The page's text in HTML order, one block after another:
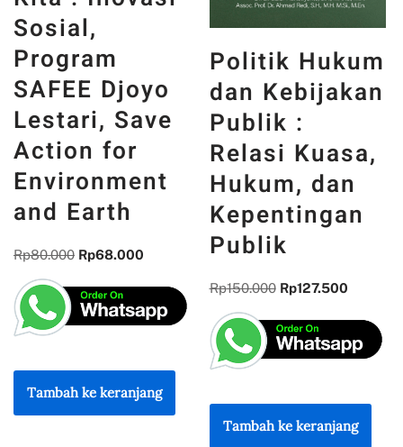
Politik Hukum
dan Kebijakan
Publik :
Relasi Kuasa,
Hukum, dan
Kepentingan
Publik
Rp150.000 Rp127.500
Keefektifan
Manajemen
Mutu
Pendidikan :
Konsep,
Strategi dan
Implementasi
pada
Lembaga
Pendidikan